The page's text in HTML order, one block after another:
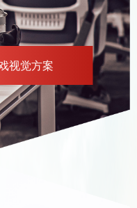
视觉方案